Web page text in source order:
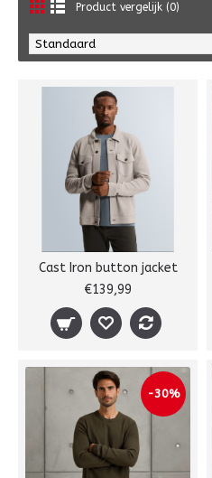
Product vergelijk (0)
Cast Iron button jacket
€139,99
-30%